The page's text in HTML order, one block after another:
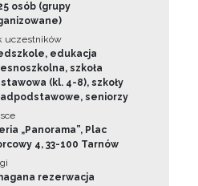
osób (grupy
uczestników
edukacja
szkoła
(kl. 4-8), szkoły
seniorzy
„Panorama”, Plac
4, 33-100 Tarnów
rezerwacja